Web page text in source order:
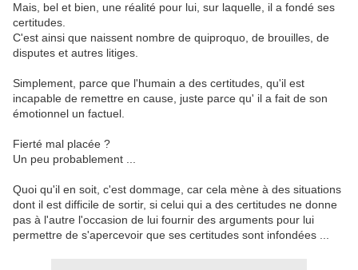
Mais, bel et bien, une réalité pour lui, sur laquelle, il a fondé ses
certitudes.
C'est ainsi que naissent nombre de quiproquo, de brouilles, de
disputes et autres litiges.
Simplement, parce que l'humain a des certitudes, qu'il est
incapable de remettre en cause, juste parce qu' il a fait de son
émotionnel un factuel.
Fierté mal placée ?
Un peu probablement ...
Quoi qu'il en soit, c'est dommage, car cela mène à des situations
dont il est difficile de sortir, si celui qui a des certitudes ne donne
pas à l'autre l'occasion de lui fournir des arguments pour lui
permettre de s'apercevoir que ses certitudes sont infondées ...